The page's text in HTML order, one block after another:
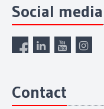
Social media
Contact